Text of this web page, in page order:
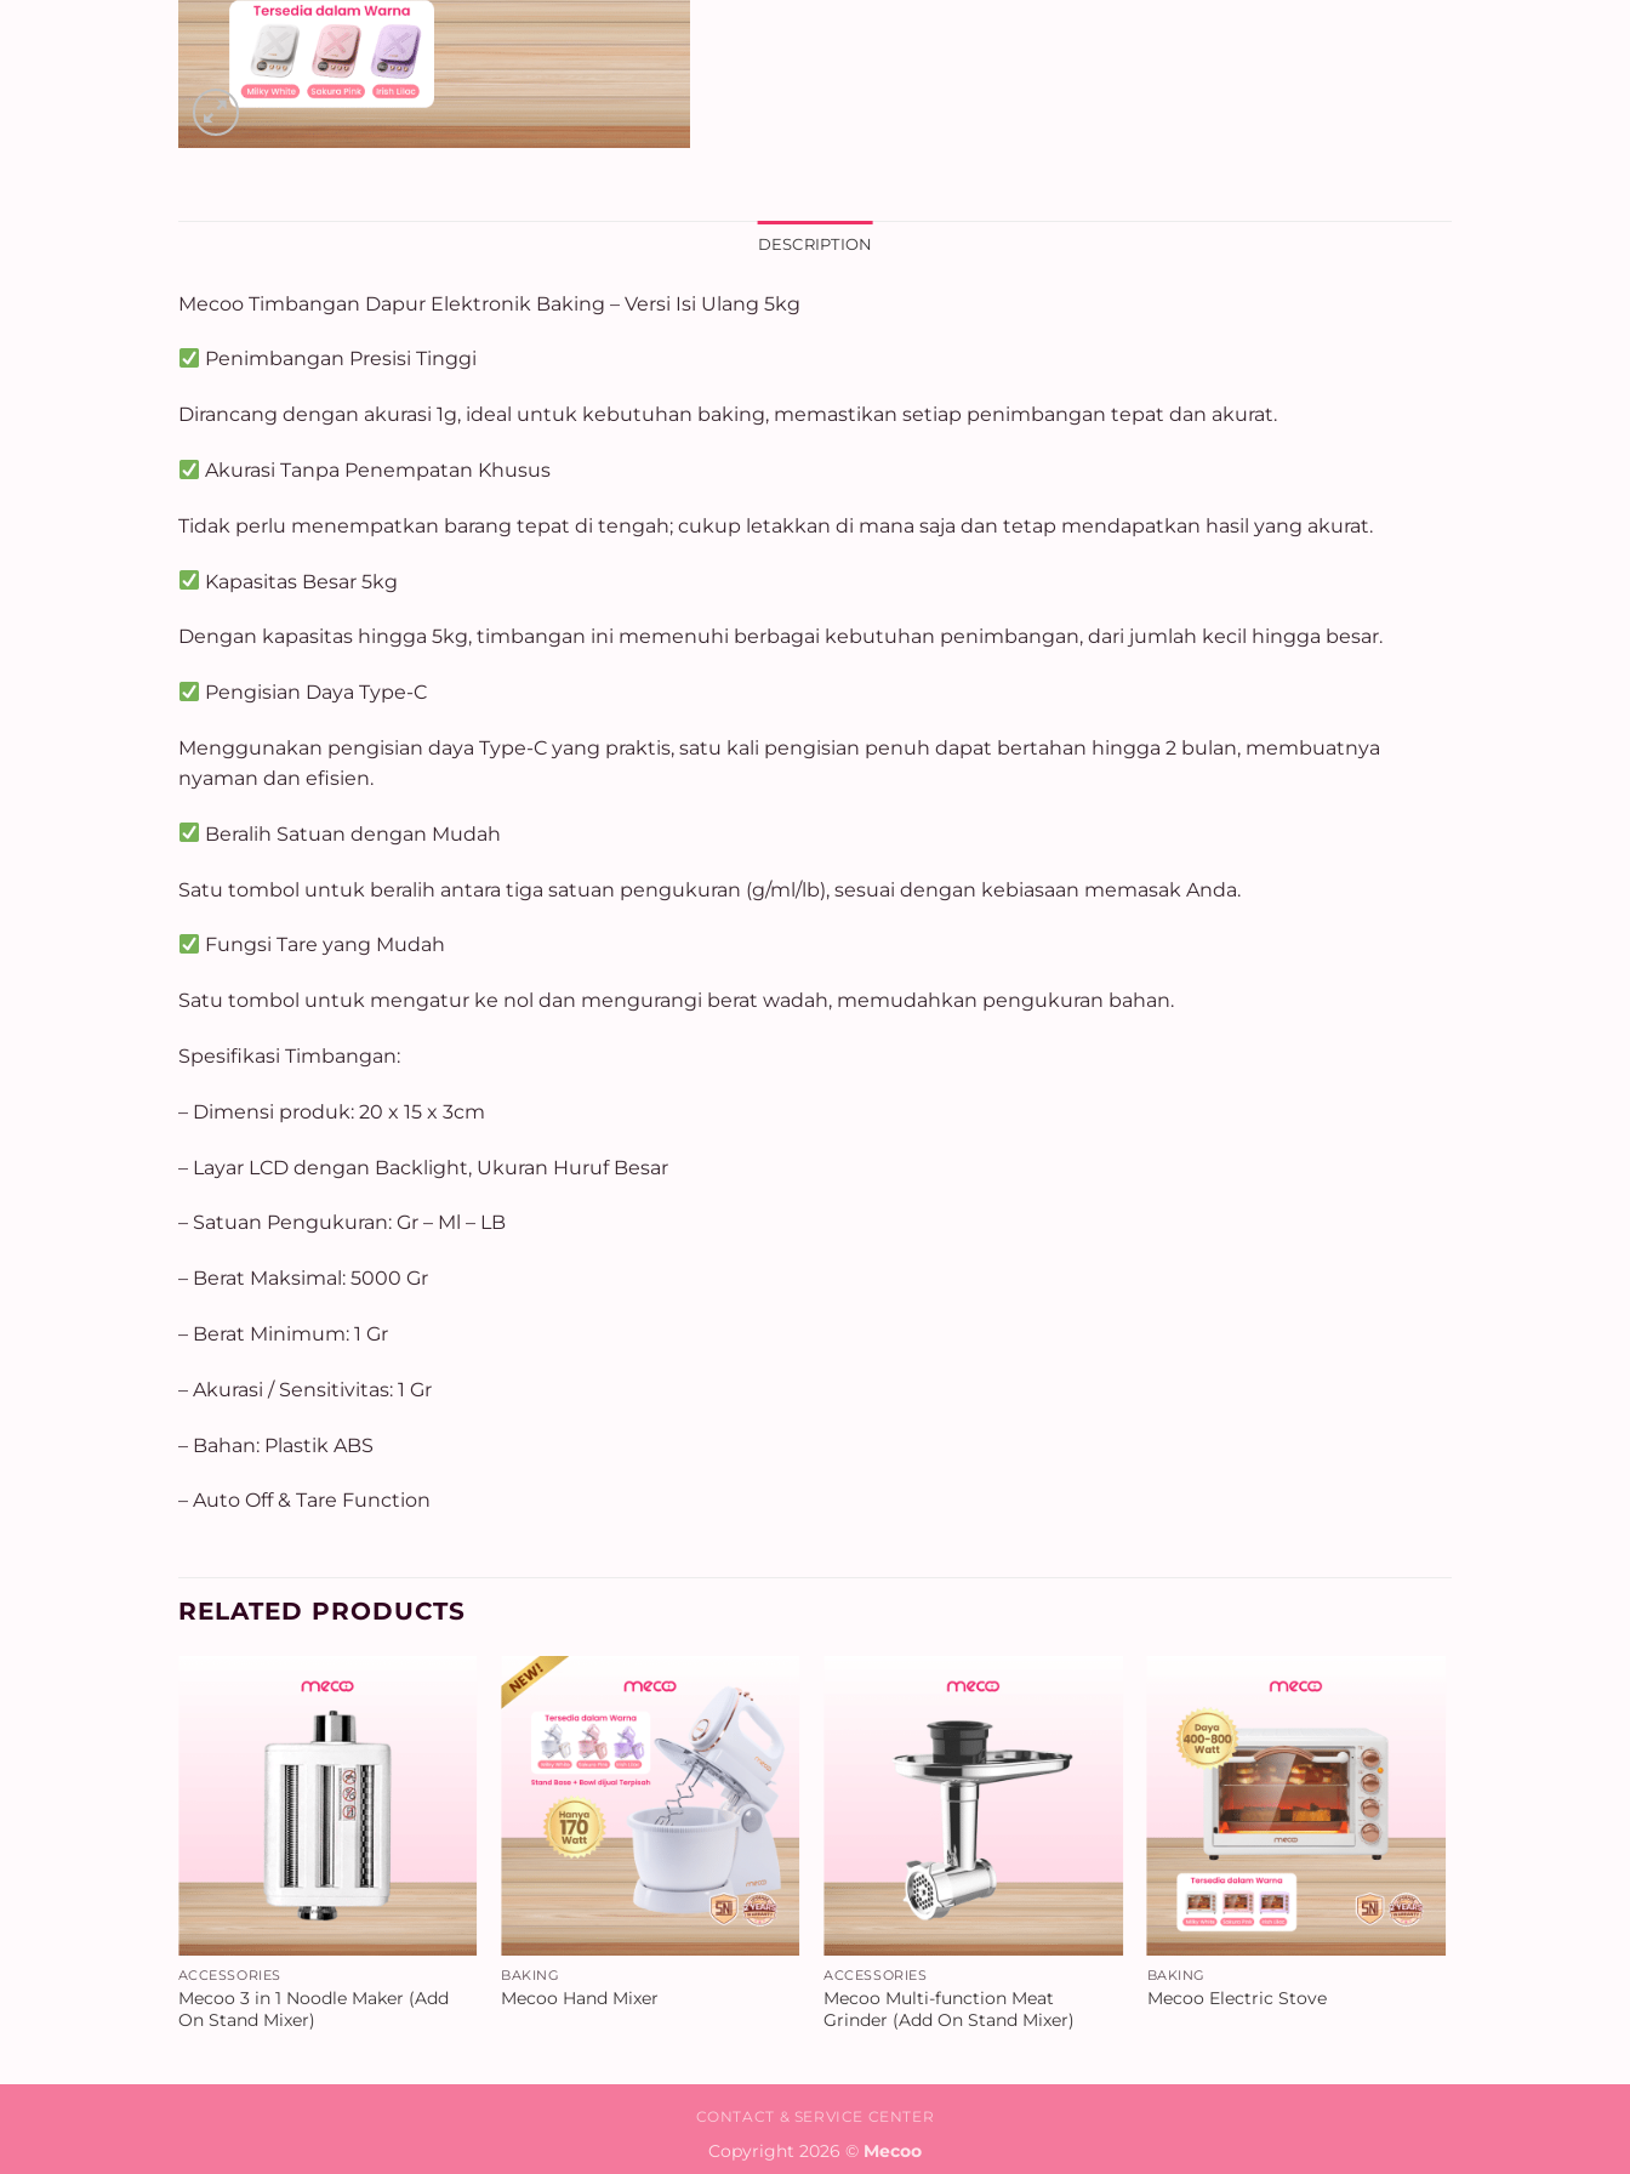
DESCRIPTION
Mecoo Timbangan Dapur Elektronik Baking – Versi Isi Ulang 5kg
Penimbangan Presisi Tinggi
Dirancang dengan akurasi 1g, ideal untuk kebutuhan baking, memastikan setiap penimbangan tepat dan akurat.
Akurasi Tanpa Penempatan Khusus
Tidak perlu menempatkan barang tepat di tengah; cukup letakkan di mana saja dan tetap mendapatkan hasil yang akurat.
Kapasitas Besar 5kg
Dengan kapasitas hingga 5kg, timbangan ini memenuhi berbagai kebutuhan penimbangan, dari jumlah kecil hingga besar.
Pengisian Daya Type-C
Menggunakan pengisian daya Type-C yang praktis, satu kali pengisian penuh dapat bertahan hingga 2 bulan, membuatnya
nyaman dan efisien.
Beralih Satuan dengan Mudah
Satu tombol untuk beralih antara tiga satuan pengukuran (g/ml/lb), sesuai dengan kebiasaan memasak Anda.
Fungsi Tare yang Mudah
Satu tombol untuk mengatur ke nol dan mengurangi berat wadah, memudahkan pengukuran bahan.
Spesifikasi Timbangan:
– Dimensi produk: 20 x 15 x 3cm
– Layar LCD dengan Backlight, Ukuran Huruf Besar
– Satuan Pengukuran: Gr – Ml – LB
– Berat Maksimal: 5000 Gr
– Berat Minimum: 1 Gr
– Akurasi / Sensitivitas: 1 Gr
– Bahan: Plastik ABS
– Auto Off & Tare Function
RELATED PRODUCTS
ACCESSORIES
Mecoo 3 in 1 Noodle Maker (Add
On Stand Mixer)
BAKING
Mecoo Hand Mixer
ACCESSORIES
Mecoo Multi-function Meat
Grinder (Add On Stand Mixer)
BAKING
Mecoo Electric Stove
CONTACT & SERVICE CENTER
Copyright 2026 © Mecoo